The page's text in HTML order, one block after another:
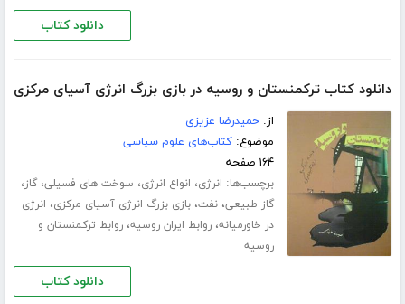
دانلود کتاب
دانلود کتاب ترکمنستان و روسیه در بازی بزرگ انرژی آسیای مرکزی
از:حمیدرضا عزیزی
موضوع:کتاب‌های علوم سیاسی
۱۶۴ صفحه
برچسب‌ها: انرژی، انواع انرژی، سوخت های فسیلی،گاز،
گاز طبیعی،نفت،بازی بزرگ انرژی آسیای مرکزی، انرژی
در خاورمیانه،روابط ایران روسیه،روابط ترکمنستان و
روسیه
دانلود کتاب